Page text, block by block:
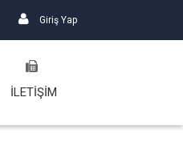
Giriş Yap
İLETİŞİM